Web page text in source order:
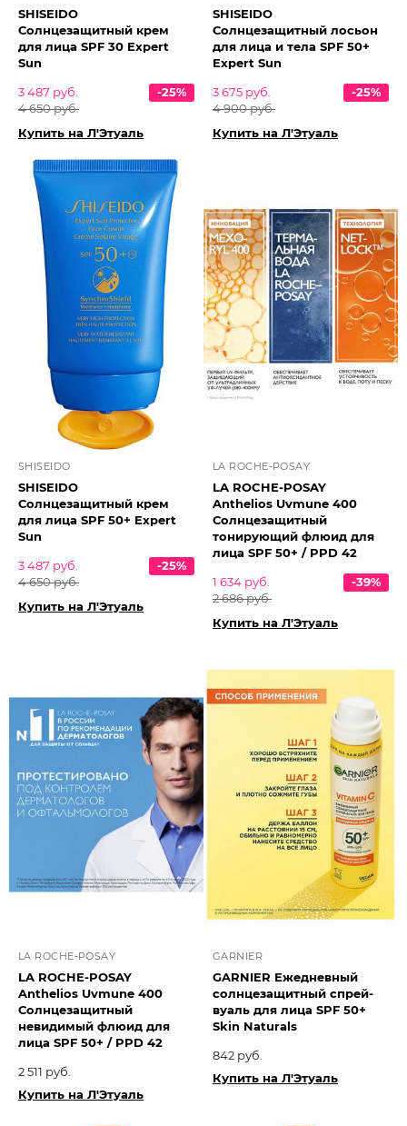
SHISEIDO
Солнцезащитный крем
для лица SPF 30 Expert
Sun
3 487 руб.
4 650 руб.
-25%
Купить на Л'Этуаль
SHISEIDO
Солнцезащитный лосьон
для лица и тела SPF 50+
Expert Sun
3 675 руб.
4 900 руб.
-25%
Купить на Л'Этуаль
SHISEIDO
SHISEIDO
Солнцезащитный крем
для лица SPF 50+ Expert
Sun
3 487 руб.
4 650 руб.
-25%
Купить на Л'Этуаль
LA ROCHE-POSAY
LA ROCHE-POSAY
Anthelios Uvmune 400
Солнцезащитный
тонирующий флюид для
лица SPF 50+ / PPD 42
1 634 руб.
2 686 руб.
-39%
Купить на Л'Этуаль
LA ROCHE-POSAY
LA ROCHE-POSAY
Anthelios Uvmune 400
Солнцезащитный
невидимый флюид для
лица SPF 50+ / PPD 42
2 511 руб.
Купить на Л'Этуаль
GARNIER
GARNIER Ежедневный
солнцезащитный спрей-
вуаль для лица SPF 50+
Skin Naturals
842 руб.
Купить на Л'Этуаль